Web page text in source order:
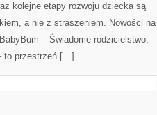
kolejne etapy rozwoju dziecka są
a nie z straszeniem. Nowości na
– Świadome rodzicielstwo,
to przestrzeń […]